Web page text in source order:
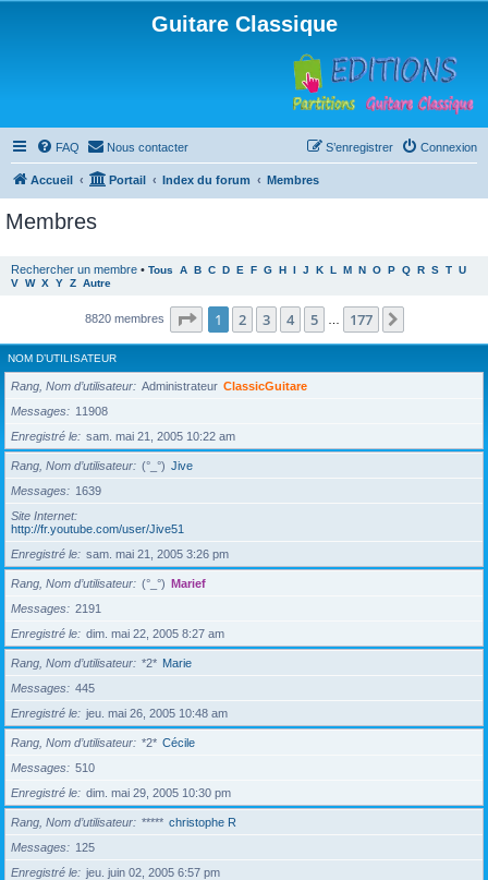
Guitare Classique
FAQ Nous contacter Connexion
S’enregistrer
Accueil Portail Index du forum Membres
Membres
Rechercher un membre • Tous A B C D E F G H I J K L M N O P Q R S T U
V W X Y Z Autre
8820 membres Page 1sur177
1 2 3 4 5 177
NOM D’UTILISATEUR
Rang, Nom d’utilisateur Administrateur ClassicGuitare
Messages
11908
Enregistré le
sam. mai 21, 2005 10:22 am
Rang, Nom d’utilisateur (°_°) Jive
Messages
1639
Site Internet
http://fr.youtube.com/user/Jive51
Enregistré le
sam. mai 21, 2005 3:26 pm
Rang, Nom d’utilisateur (°_°) Marief
Messages
2191
Enregistré le
dim. mai 22, 2005 8:27 am
Rang, Nom d’utilisateur *2* Marie
Messages
445
Enregistré le
jeu. mai 26, 2005 10:48 am
Rang, Nom d’utilisateur *2* Cécile
Messages
510
Enregistré le
dim. mai 29, 2005 10:30 pm
Rang, Nom d’utilisateur ***** christophe R
Messages
125
Enregistré le
jeu. juin 02, 2005 6:57 pm